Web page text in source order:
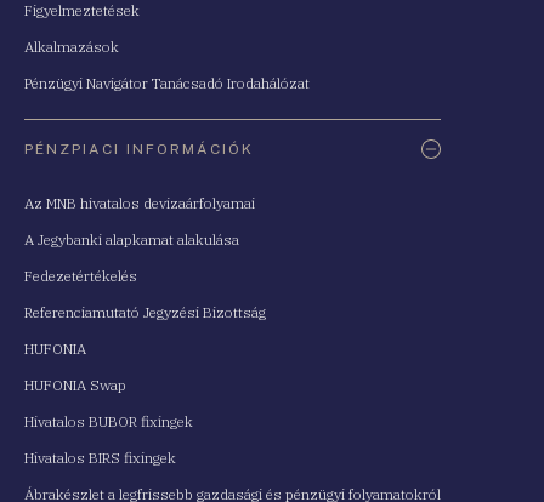
Figyelmeztetések
Alkalmazások
Pénzügyi Navigátor Tanácsadó Irodahálózat
PÉNZPIACI INFORMÁCIÓK
Az MNB hivatalos devizaárfolyamai
A Jegybanki alapkamat alakulása
Fedezetértékelés
Referenciamutató Jegyzési Bizottság
HUFONIA
HUFONIA Swap
Hivatalos BUBOR fixingek
Hivatalos BIRS fixingek
Ábrakészlet a legfrissebb gazdasági és pénzügyi folyamatokról